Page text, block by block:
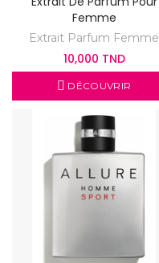
Femme
Extrait Parfum Femme
10,000 TND
DÉCOUVRIR